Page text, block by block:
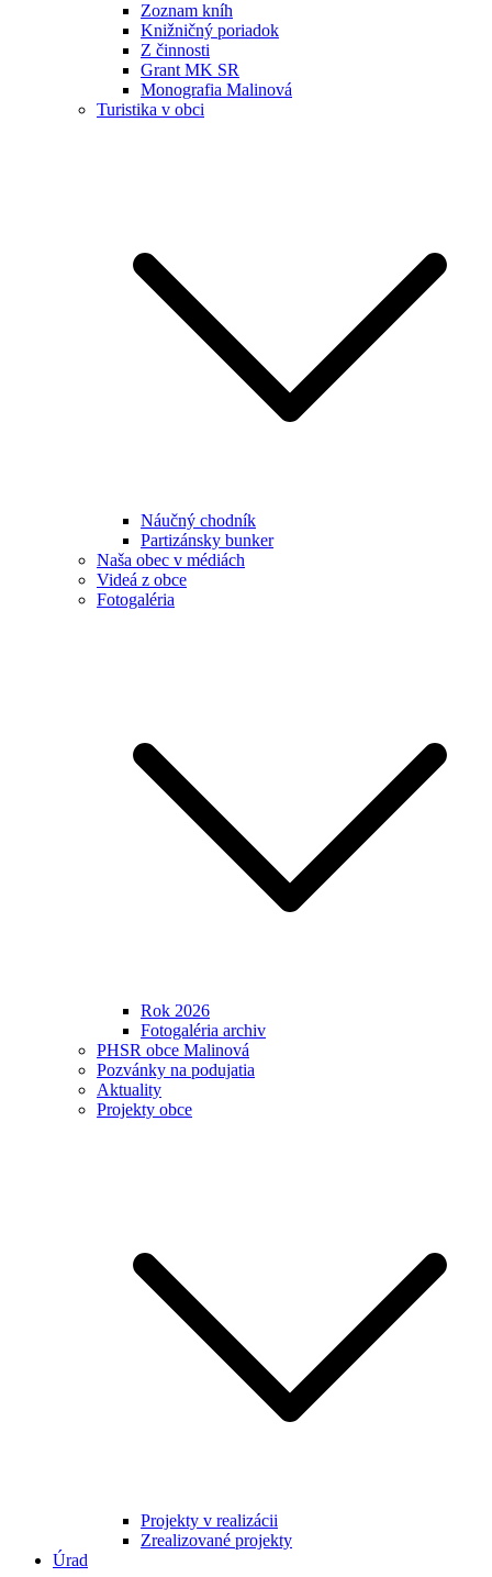
Zoznam kníh
Knižničný poriadok
Z činnosti
Grant MK SR
Monografia Malinová
Turistika v obci
Náučný chodník
Partizánsky bunker
Naša obec v médiách
Videá z obce
Fotogaléria
Rok 2026
Fotogaléria archiv
PHSR obce Malinová
Pozvánky na podujatia
Aktuality
Projekty obce
Projekty v realizácii
Zrealizované projekty
Úrad